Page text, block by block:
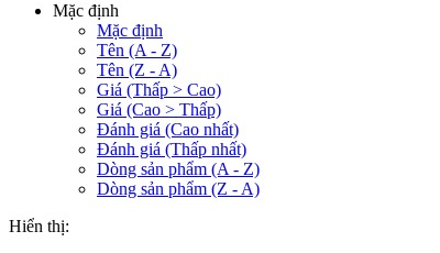
Mặc định
Mặc định
Tên (A - Z)
Tên (Z - A)
Giá (Thấp > Cao)
Giá (Cao > Thấp)
Đánh giá (Cao nhất)
Đánh giá (Thấp nhất)
Dòng sản phẩm (A - Z)
Dòng sản phẩm (Z - A)
Hiển thị: